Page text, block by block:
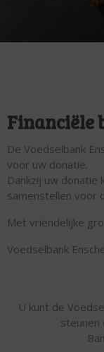
Financiële
De Voedselbank
voor uw donatie.
Dankzij uw donatie
samenstellen voor
Met vriendelijke
Voedselbank
U kunt de
steunen